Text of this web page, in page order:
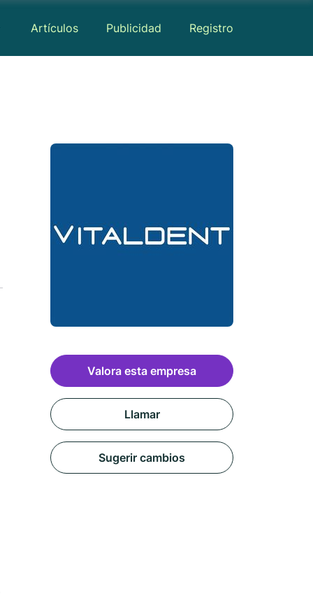
Artículos Publicidad Registro
Valora esta empresa
Llamar
Sugerir cambios